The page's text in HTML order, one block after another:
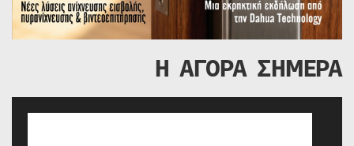
Η ΑΓΟΡΑ ΣΗΜΕΡΑ